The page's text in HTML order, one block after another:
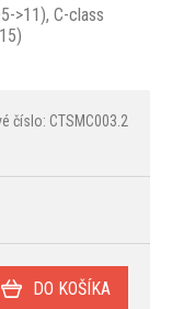
>11), C-class
číslo: CTSMC003.2
DO KOŠÍKA